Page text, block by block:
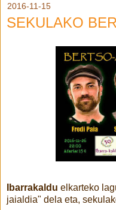
2016-11-15
SEKULAKO
Ibarrakaldu elkarteko
jaialdia" dela eta,